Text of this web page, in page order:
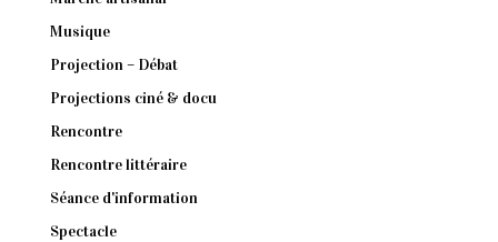
Musique
Projection – Débat
Projections ciné & docu
Rencontre
Rencontre littéraire
Séance d'information
Spectacle